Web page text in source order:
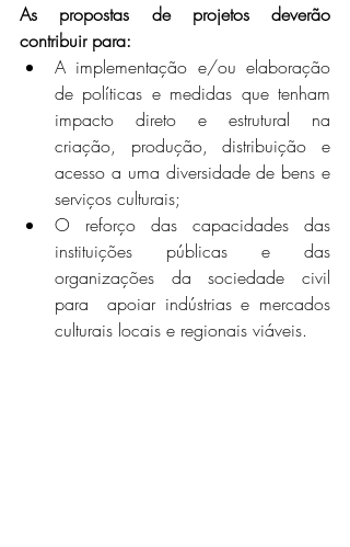
As propostas de projetos deverão
contribuir para:
A implementação e/ou elaboração
de políticas e medidas que tenham
impacto direto e estrutural na
criação, produção, distribuição e
acesso a uma diversidade de bens e
serviços culturais;
O reforço das capacidades das
instituições públicas e das
organizações da sociedade civil
para  apoiar indústrias e mercados
culturais locais e regionais viáveis.